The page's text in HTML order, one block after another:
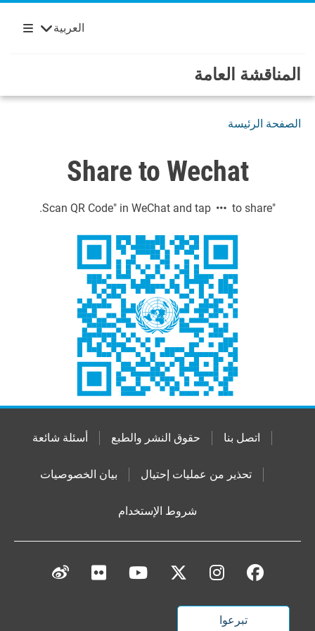
Skip to main content / navigation
مرحباً بكم في الأمم المتحدة English
Français
Español
العربية
المناقشة العامة
الصفحة الرئيسة
Share to Wechat
"Scan QR Code" in WeChat and tap
to share.
اتصل بنا حقوق النشر والطبع أسئلة شائعة
تحذير من عمليات إحتيال بيان الخصوصيات
شروط الإستخدام
تبرعوا